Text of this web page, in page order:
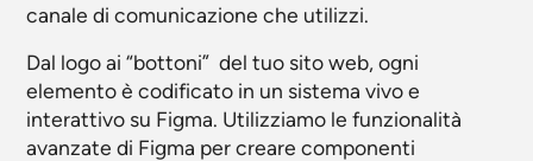
canale di comunicazione che utilizzi.
Dal logo ai “bottoni” del tuo sito web, ogni
elemento è codificato in un sistema vivo e
interattivo su Figma. Utilizziamo le funzionalità
avanzate di Figma per creare componenti